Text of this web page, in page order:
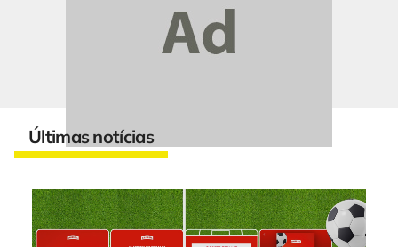
Últimas notícias